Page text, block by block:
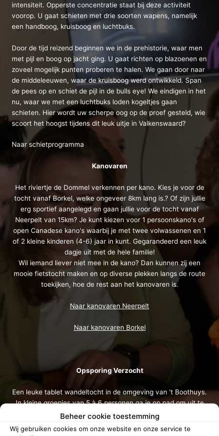
Beheer cookie toestemming
Wij gebruiken cookies om onze website en onze service te
intensiteit. Opperste concentratie staat bij deze activiteit
voorop. U gaat schieten met drie soorten wapens, namelijk
een handboog, kruisboog en luchtbuks.
Door de tijd reizend beginnen we in de prehistorie, waar men
met pijl en boog op jacht ging. U gaat richten op blazoenen en
zoveel mogelijk punten proberen te halen. We gaan door naar
de middeleeuwen, waar de kruisboog werd ontwikkeld. Span
de pees op en schiet de pijl in de bulls eye! We eindigen in het
nu, waar we met een luchtbuks loden kogeltjes gaan
schieten. Hier wordt uw scherpe oog op de proef gesteld, wie
scoort het hoogst tijdens dit leuk uitje in Valkenswaard?
Naar schietprogramma
Kanovaren
Het riviertje de Dommel verkennen per kano. Kies je voor de
tocht vanaf Borkel, welke ongeveer 8km lang is.? Of zijn jullie
erg sportief aangelegd en gaan jullie voor de tocht vanaf
Neerpelt van 15km? Je kunt kiezen voor 1 persoonskano's of
open Canadese kano's waarbij je met twee volwassenen en 1
of 2 kleine kinderen (4-6) jaar in kunt. Gegarandeerd een leuk
dagje uit met de hele familie!
Wil iemand liever niet mee in de kano? Dan kunnen zij een
mooie fietstocht maken en op diverse plekken langs de route
toekijken, hoe de rest aan het kanovaren is.
Naar kanovaren Neerpelt
Naar kanovaren Borkel
Opsporing Verzocht
Een leuke tablet wandeltocht in de omgeving van 't Boothuys.
In kleine groepjes van 5 à 6 personen ga je op pad om uit te
zoeken wie de Deelshurkse moord heeft gepleegd en welke